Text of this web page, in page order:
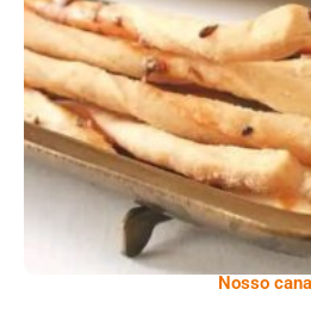
Comer Bem: Palitinhos
Nosso canal